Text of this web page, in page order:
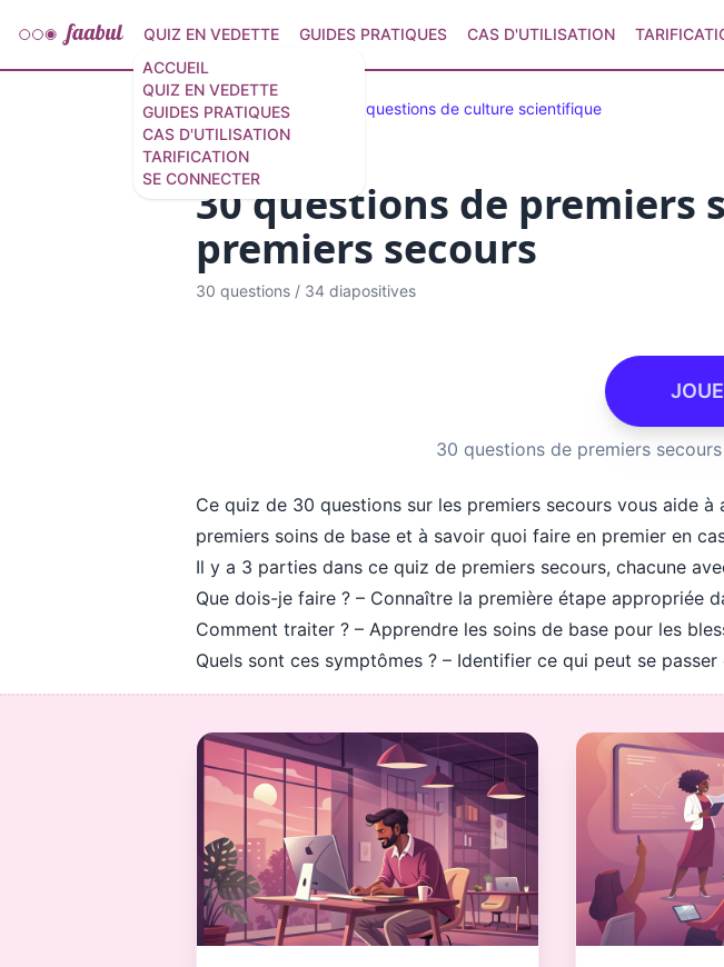
ACCUEIL
QUIZ EN VEDETTE
GUIDES PRATIQUES
CAS D'UTILISATION
TARIFICATION
SE CONNECTER
QUIZ EN VEDETTE GUIDES PRATIQUES CAS D'UTILISATION
Quiz en vedette 50 questions de culture scientifique
30 questions de premiers
premiers secours
30 questions / 34 diapositives
30 questions de premiers
Ce quiz de 30 questions sur les premiers secours vous aide
premiers soins de base et à savoir quoi faire en premier en
Il y a 3 parties dans ce quiz de premiers secours, chacune
Que dois-je faire ? – Connaître la première étape appropriée
Comment traiter ? – Apprendre les soins de base pour les
Quels sont ces symptômes ? – Identifier ce qui peut se